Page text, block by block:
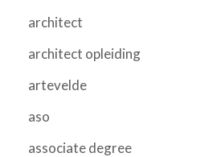
architect
architect opleiding
artevelde
aso
associate degree